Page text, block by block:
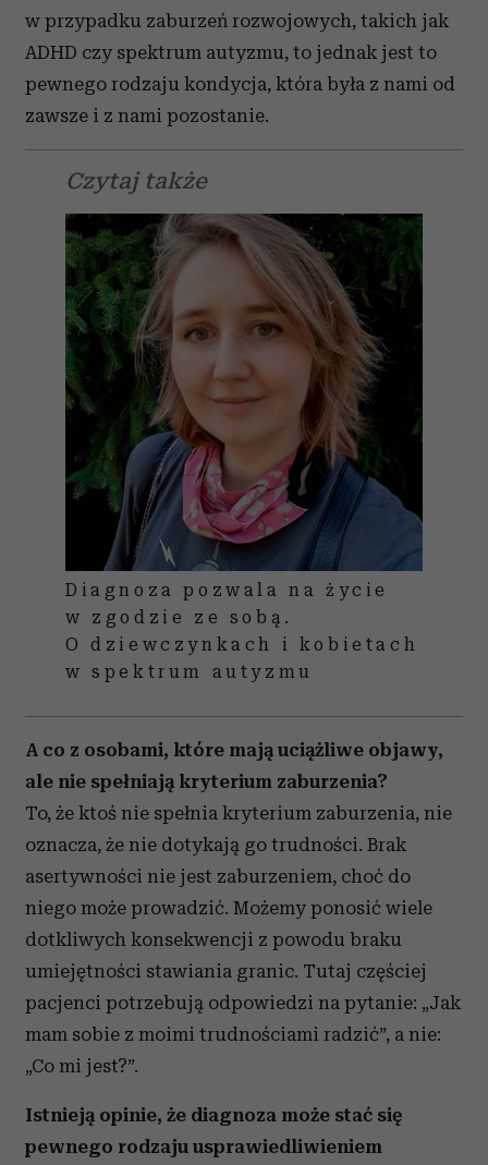
w przypadku zaburzeń rozwojowych, takich jak
ADHD czy spektrum autyzmu, to jednak jest to
pewnego rodzaju kondycja, która była z nami od
zawsze i z nami pozostanie.
Czytaj także
Diagnoza pozwala na życie
w zgodzie ze sobą.
O dziewczynkach i kobietach
w spektrum autyzmu
A co z osobami, które mają uciążliwe objawy,
ale nie spełniają kryterium zaburzenia?
To, że ktoś nie spełnia kryterium zaburzenia, nie
oznacza, że nie dotykają go trudności. Brak
asertywności nie jest zaburzeniem, choć do
niego może prowadzić. Możemy ponosić wiele
dotkliwych konsekwencji z powodu braku
umiejętności stawiania granic. Tutaj częściej
pacjenci potrzebują odpowiedzi na pytanie: „Jak
mam sobie z moimi trudnościami radzić”, a nie:
„Co mi jest?”.
Istnieją opinie, że diagnoza może stać się
pewnego rodzaju usprawiedliwieniem